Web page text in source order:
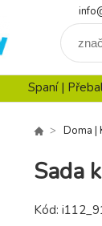
Spaní |
Doma |
Sada
Kód: